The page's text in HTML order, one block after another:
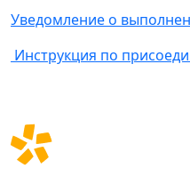
Уведомление о
Инструкция по